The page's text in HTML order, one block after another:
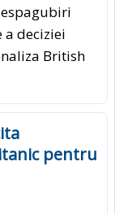
deciziei
British
pentru